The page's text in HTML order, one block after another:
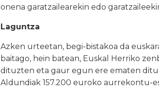
onena garatzailearekin edo
Laguntza
Azken urteetan, begi-bistakoa da
baitago, hein batean, Euskal Herriko
dituzten eta gaur egun ere ematen
Aldundiak 157.200 euroko aurrekontu-